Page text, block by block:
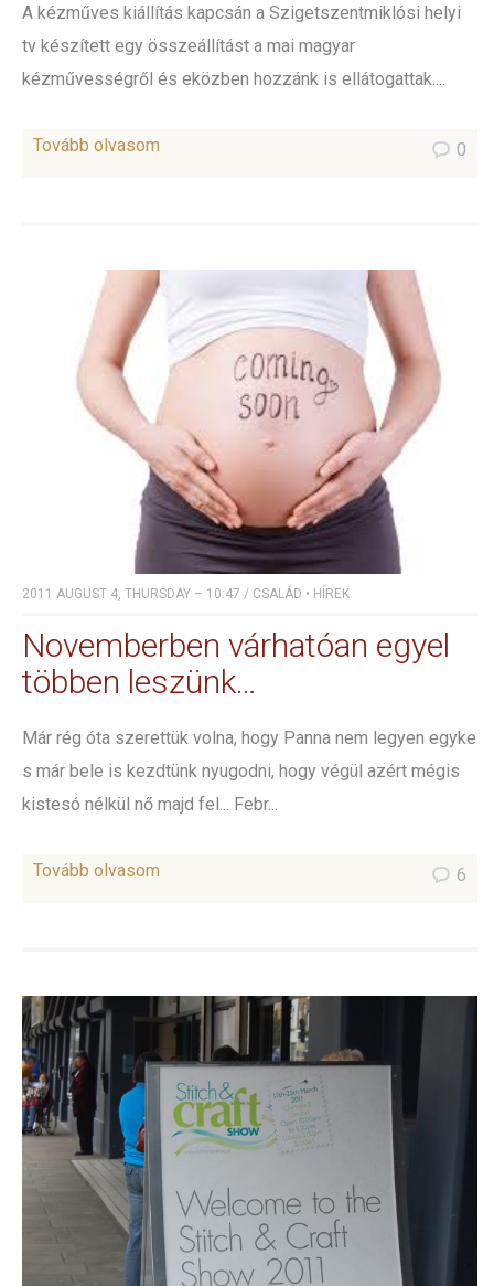
A kézműves kiállítás kapcsán a Szigetszentmiklósi helyi
tv készített egy összeállítást a mai magyar
kézművességről és eközben hozzánk is ellátogattak....
Tovább olvasom 0
2011 AUGUST 4, THURSDAY – 10:47 / CSALÁD • HÍREK
Novemberben várhatóan egyel
többen leszünk…
Már rég óta szerettük volna, hogy Panna nem legyen egyke
s már bele is kezdtünk nyugodni, hogy végül azért mégis
kistesó nélkül nő majd fel... Febr...
Tovább olvasom 6